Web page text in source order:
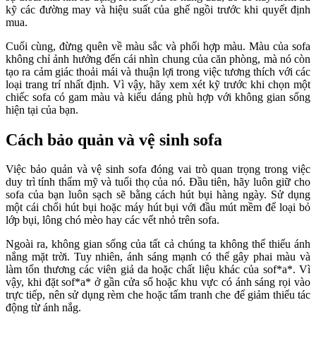
kỹ các đường may và hiệu suất của ghế ngồi trước khi quyết định
mua.
Cuối cùng, đừng quên về màu sắc và phối hợp màu. Màu của sofa
không chỉ ảnh hưởng đến cái nhìn chung của căn phòng, mà nó còn
tạo ra cảm giác thoải mái và thuận lợi trong việc tương thích với các
loại trang trí nhất định. Vì vậy, hãy xem xét kỹ trước khi chọn một
chiếc sofa có gam màu và kiểu dáng phù hợp với không gian sống
hiện tại của bạn.
Cách bảo quản và vệ sinh sofa
Việc bảo quản và vệ sinh sofa đóng vai trò quan trọng trong việc
duy trì tính thẩm mỹ và tuổi thọ của nó. Đầu tiên, hãy luôn giữ cho
sofa của bạn luôn sạch sẽ bằng cách hút bụi hàng ngày. Sử dụng
một cái chổi hút bụi hoặc máy hút bụi với đầu mút mềm để loại bỏ
lớp bụi, lông chó mèo hay các vết nhỏ trên sofa.
Ngoài ra, không gian sống của tất cả chúng ta không thể thiếu ánh
nắng mặt trời. Tuy nhiên, ánh sáng mạnh có thể gây phai màu và
làm tổn thương các viên giả da hoặc chất liệu khác của sof*a*. Vì
vậy, khi đặt sof*a* ở gần cửa sổ hoặc khu vực có ánh sáng rọi vào
trực tiếp, nên sử dụng rèm che hoặc tấm tranh che để giảm thiểu tác
động từ ánh nắg.